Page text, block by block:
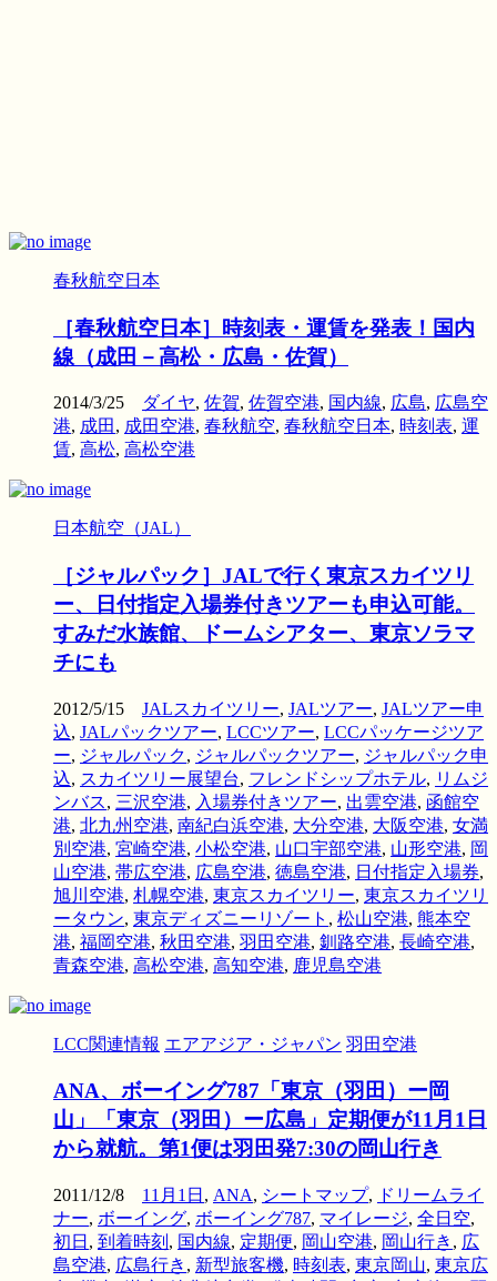
春秋航空日本
［春秋航空日本］時刻表・運賃を発表！国内
線（成田－高松・広島・佐賀）
2014/3/25 ダイヤ, 佐賀, 佐賀空港, 国内線, 広島, 広島空
港, 成田 , 成田空港, 春秋航空, 春秋航空日本, 時刻表, 運
賃, 高松, 高松空港
日本航空（JAL）
［ジャルパック］JALで行く東京スカイツリ
ー、日付指定入場券付きツアーも申込可能。
すみだ水族館、ドームシアター、東京ソラマ
チにも
2012/5/15 JALスカイツリー, JALツアー, JALツアー申
込, JALパックツアー, LCCツアー, LCCパッケージツア
ー, ジャルパック, ジャルパックツアー, ジャルパック申
込, スカイツリー展望台, フレンドシップホテル, リムジ
ンバス, 三沢空港, 入場券付きツアー, 出雲空港, 函館空
港, 北九州空港, 南紀白浜空港, 大分空港, 大阪空港, 女満
別空港, 宮崎空港, 小松空港, 山口宇部空港, 山形空港, 岡
山空港, 帯広空港, 広島空港, 徳島空港, 日付指定入場券,
旭川空港, 札幌空港, 東京スカイツリー, 東京スカイツリ
ータウン, 東京ディズニーリゾート , 松山空港, 熊本空
港, 福岡空港, 秋田空港, 羽田空港, 釧路空港, 長崎空港,
青森空港, 高松空港, 高知空港, 鹿児島空港
LCC関連情報 エアアジア・ジャパン 羽田空港
ANA、ボーイング787「東京（羽田）ー岡
山」「東京（羽田）ー広島」定期便が11月1日
から就航。第1便は羽田発7:30の岡山行き
2011/12/8 11月1日 , ANA, シートマップ, ドリームライ
ナー, ボーイング, ボーイング787, マイレージ, 全日空,
初日 , 到着時刻 , 国内線, 定期便, 岡山空港, 岡山行き , 広
島空港, 広島行き , 新型旅客機, 時刻表, 東京岡山, 東京広